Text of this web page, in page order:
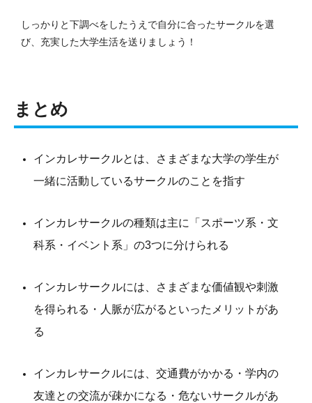
しっかりと下調べをしたうえで自分に合ったサークルを選
び、充実した大学生活を送りましょう！
まとめ
インカレサークルとは、さまざまな大学の学生が
一緒に活動しているサークルのことを指す
インカレサークルの種類は主に「スポーツ系・文
科系・イベント系」の3つに分けられる
インカレサークルには、さまざまな価値観や刺激
を得られる・人脈が広がるといったメリットがあ
る
インカレサークルには、交通費がかかる・学内の
友達との交流が疎かになる・危ないサークルがあ